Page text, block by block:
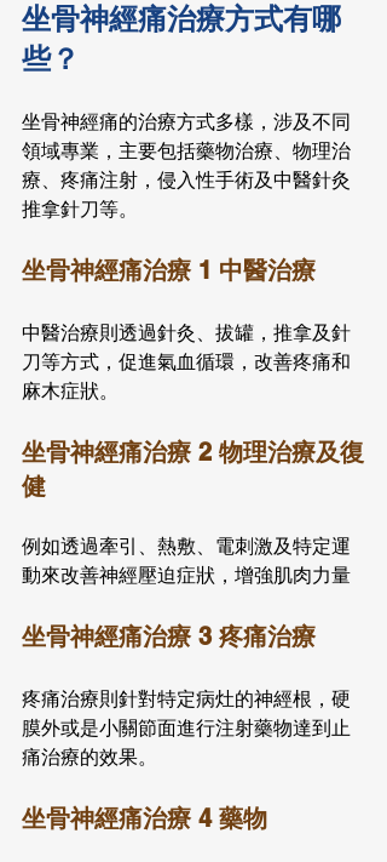
坐骨神經痛治療方式有哪
些？
坐骨神經痛的治療方式多樣，涉及不同
領域專業，主要包括藥物治療、物理治
療、疼痛注射，侵入性手術及中醫針灸
推拿針刀等。
坐骨神經痛治療 1 中醫治療
中醫治療則透過針灸、拔罐，推拿及針
刀等方式，促進氣血循環，改善疼痛和
麻木症狀。
坐骨神經痛治療 2 物理治療及復
健
例如透過牽引、熱敷、電刺激及特定運
動來改善神經壓迫症狀，增強肌肉力量
坐骨神經痛治療 3 疼痛治療
疼痛治療則針對特定病灶的神經根，硬
膜外或是小關節面進行注射藥物達到止
痛治療的效果。
坐骨神經痛治療 4 藥物